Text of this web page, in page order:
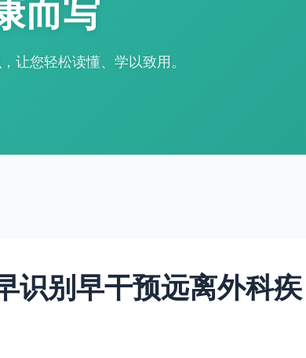
而写
让您轻松读懂、学以致用。
识别早干预远离外科疾